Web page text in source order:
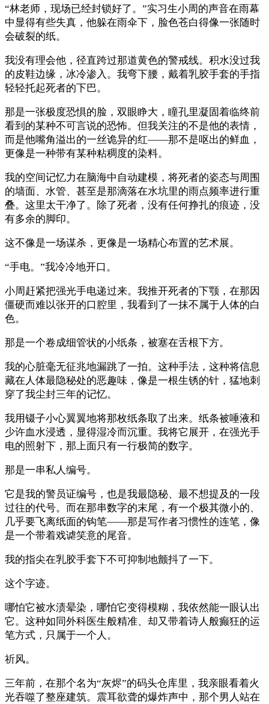
“林老师，现场已经封锁好了。”实习生小周的声音在雨幕
中显得有些失真，他躲在雨伞下，脸色苍白得像一张随时
会破裂的纸。
我没有理会他，径直跨过那道黄色的警戒线。积水没过我
的皮鞋边缘，冰冷渗入。我弯下腰，戴着乳胶手套的手指
轻轻托起死者的下巴。
那是一张极度恐惧的脸，双眼睁大，瞳孔里凝固着临终前
看到的某种不可言说的恐怖。但我关注的不是他的表情，
而是他嘴角溢出的一丝诡异的红——那不是呕出的鲜血，
更像是一种带有某种粘稠度的染料。
我的空间记忆力在脑海中自动建模，将死者的姿态与周围
的墙面、水管、甚至是那滴落在水坑里的雨点频率进行重
叠。这里太干净了。除了死者，没有任何挣扎的痕迹，没
有多余的脚印。
这不像是一场谋杀，更像是一场精心布置的艺术展。
“手电。”我冷冷地开口。
小周赶紧把强光手电递过来。我推开死者的下颚，在那因
僵硬而难以张开的口腔里，我看到了一抹不属于人体的白
色。
那是一个卷成细管状的小纸条，被塞在舌根下方。
我的心脏毫无征兆地漏跳了一拍。这种手法，这种将信息
藏在人体最隐秘处的恶趣味，像是一根生锈的针，猛地刺
穿了我尘封三年的记忆。
我用镊子小心翼翼地将那枚纸条取了出来。纸条被唾液和
少许血水浸透，显得湿冷而沉重。我将它展开，在强光手
电的照射下，那上面只有一行极简的数字。
那是一串私人编号。
它是我的警员证编号，也是我最隐秘、最不想提及的一段
过往的代号。而在那串数字的末尾，有一个极其微小的、
几乎要飞离纸面的钩笔——那是写作者习惯性的连笔，像
是一个带着戏谑笑意的尾音。
我的指尖在乳胶手套下不可抑制地颤抖了一下。
这个字迹。
哪怕它被水渍晕染，哪怕它变得模糊，我依然能一眼认出
它。这种如同外科医生般精准、却又带着诗人般癫狂的运
笔方式，只属于一个人。
祈风。
三年前，在那个名为“灰烬”的码头仓库里，我亲眼看着火
光吞噬了整座建筑。震耳欲聋的爆炸声中，那个男人站在